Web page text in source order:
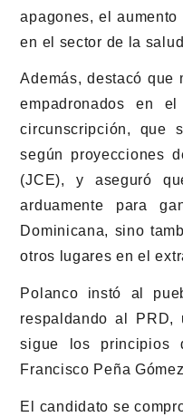
apagones, el
en el sector de la
Además, destacó que
empadronados en
circunscripción, que
según proyecciones
(JCE), y aseguró
arduamente para
Dominicana, sino
otros lugares en el
Polanco instó al
respaldando al PRD,
sigue los principios
Francisco Peña
El candidato se